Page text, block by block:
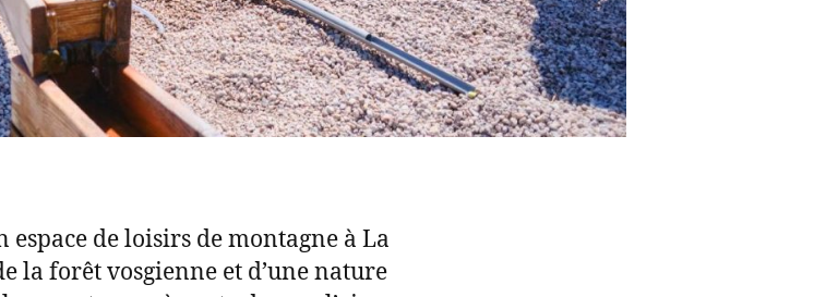
espace de loisirs de montagne à La
la forêt vosgienne et d’une nature